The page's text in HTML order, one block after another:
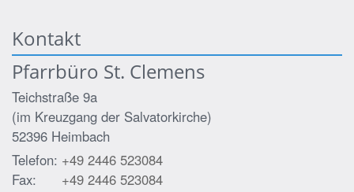
Kontakt
Pfarrbüro St. Clemens
Teichstraße 9a
(im Kreuzgang der Salvatorkirche)
52396 Heimbach
Telefon: +49 2446 523084
Fax:
+49 2446 523084